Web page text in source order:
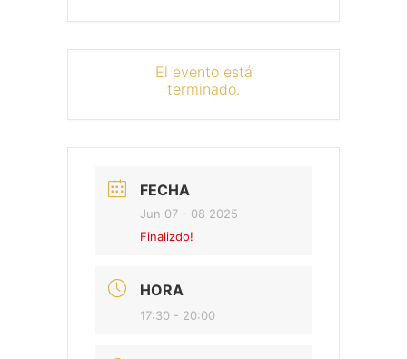
El evento está
terminado.
FECHA
Jun 07 - 08 2025
Finalizdo!
HORA
17:30 - 20:00